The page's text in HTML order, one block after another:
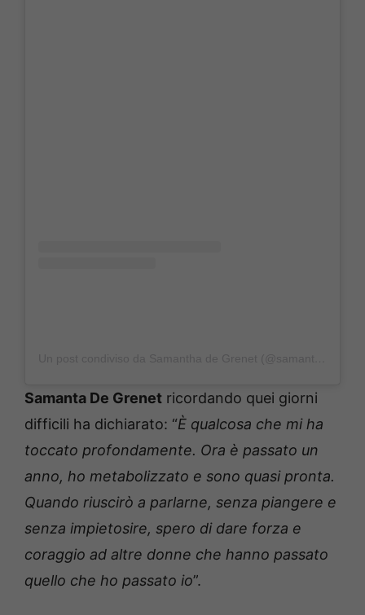
Samanta De Grenet ricordando quei giorni
difficili ha dichiarato: “È qualcosa che mi ha
toccato profondamente. Ora è passato un
anno, ho metabolizzato e sono quasi pronta.
Quando riuscirò a parlarne, senza piangere e
senza impietosire, spero di dare forza e
coraggio ad altre donne che hanno passato
quello che ho passato io”.